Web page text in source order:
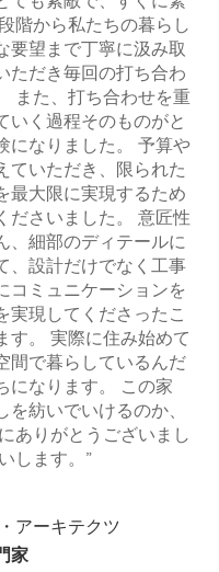
階から私たちの暮らし
要望まで丁寧に汲み取
ただき毎回の打ち合わ
また、打ち合わせを重
いく過程そのものがと
になりました。 予算や
ていただき、限られた
最大限に実現するため
ださいました。 意匠性
、細部のディテールに
、設計だけでなく工事
コミュニケーションを
実現してくださったこ
す。 実際に住み始めて
間で暮らしているんだ
になります。 この家
紡いでいけるのか、
ありがとうございまし
します。”
アーキテクツ
家